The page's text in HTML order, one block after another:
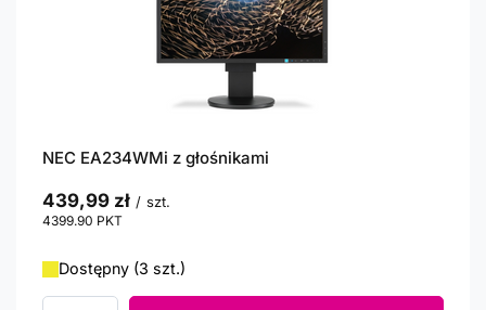
NEC EA234WMi z głośnikami
439,99 zł / szt.
4399.90 PKT
Dostępny (3 szt.)